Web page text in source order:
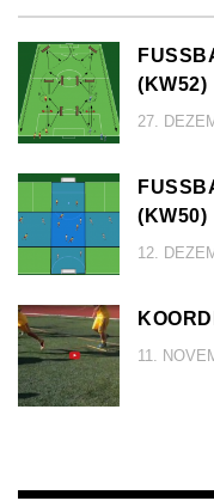
KW52)
27.
KW50)
12.
11.